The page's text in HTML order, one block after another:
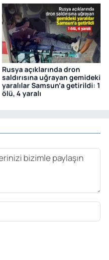
Rusya açıklarında dron
saldırısına uğrayan gemideki
yaralılar Samsun’a getirildi: 1
ölü, 4 yaralı